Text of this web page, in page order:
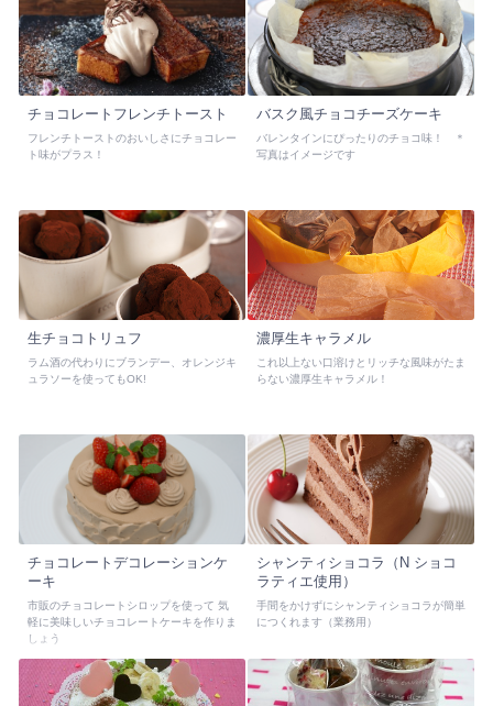
チョコレートフレンチトースト
フレンチトーストのおいしさにチョコレー
ト味がプラス！
バスク風チョコチーズケーキ
バレンタインにぴったりのチョコ味！ ＊
写真はイメージです
生チョコトリュフ
ラム酒の代わりにブランデー、オレンジキ
ュラソーを使ってもOK!
濃厚生キャラメル
これ以上ない口溶けとリッチな風味がたま
らない濃厚生キャラメル！
チョコレートデコレーションケ
ーキ
市販のチョコレートシロップを使って 気
軽に美味しいチョコレートケーキを作りま
しょう
シャンティショコラ（N ショコ
ラティエ使用）
手間をかけずにシャンティショコラが簡単
につくれます（業務用）